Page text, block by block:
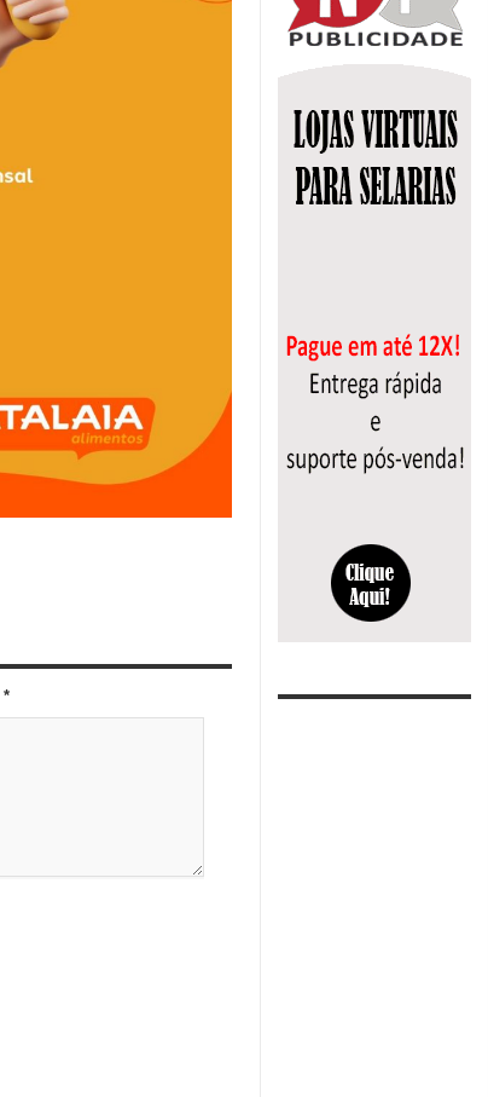
*